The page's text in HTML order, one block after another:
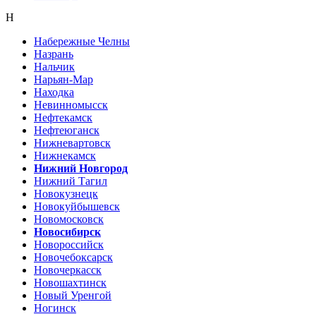
Н
Набережные Челны
Назрань
Нальчик
Нарьян-Мар
Находка
Невинномысск
Нефтекамск
Нефтеюганск
Нижневартовск
Нижнекамск
Нижний Новгород
Нижний Тагил
Новокузнецк
Новокуйбышевск
Новомосковск
Новосибирск
Новороссийск
Новочебоксарск
Новочеркасск
Новошахтинск
Новый Уренгой
Ногинск